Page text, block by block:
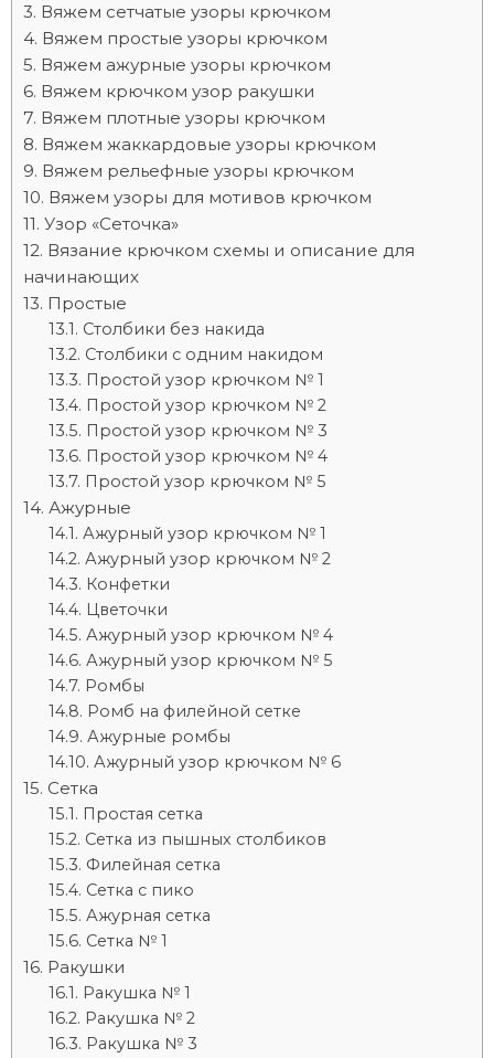
Вяжем сетчатые узоры крючком
Вяжем простые узоры крючком
Вяжем ажурные узоры крючком
Вяжем крючком узор ракушки
Вяжем плотные узоры крючком
Вяжем жаккардовые узоры крючком
Вяжем рельефные узоры крючком
Вяжем узоры для мотивов крючком
Узор «Сеточка»
Вязание крючком схемы и описание для
начинающих
Простые
Столбики без накида
Столбики с одним накидом
Простой узор крючком № 1
Простой узор крючком № 2
Простой узор крючком № 3
Простой узор крючком № 4
Простой узор крючком № 5
Ажурные
Ажурный узор крючком № 1
Ажурный узор крючком № 2
Конфетки
Цветочки
Ажурный узор крючком № 4
Ажурный узор крючком № 5
Ромбы
Ромб на филейной сетке
Ажурные ромбы
Ажурный узор крючком № 6
Сетка
Простая сетка
Сетка из пышных столбиков
Филейная сетка
Сетка с пико
Ажурная сетка
Сетка № 1
Ракушки
Ракушка № 1
Ракушка № 2
Ракушка № 3